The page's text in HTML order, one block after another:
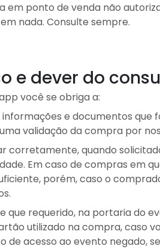
em ponto de venda não
nada. Consulte sempre.
e dever do
você se obriga a:
e documentos que
validação da compra por
corretamente, quando
Em caso de compras em
porém, caso o
que requerido, na portaria do
utilizado na compra, caso
de acesso ao evento negado,